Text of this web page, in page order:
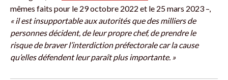
mêmes faits pour le 29 octobre 2022 et le 25 mars 2023 –,
« il est insupportable aux autorités que des milliers de
personnes décident, de leur propre chef, de prendre le
risque de braver l’interdiction préfectorale car la cause
qu’elles défendent leur paraît plus importante. »